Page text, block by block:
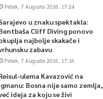
Petak, 7 Augusta 2026, 17:24
u znaku spektakla:
Cliff Diving ponovo
najbolje skakače i
zabavu
Petak, 7 Augusta 2026, 17:16
ulema Kavazović na
Bosna nije samo zemlja,
ideja za koju se živi